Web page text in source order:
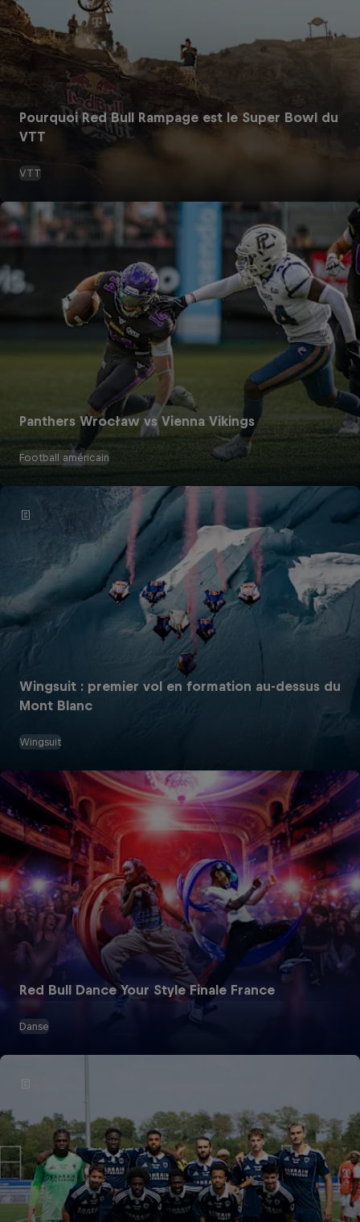
Pourquoi Red Bull Rampage est le Super Bowl du
VTT
VTT
Panthers Wrocław vs Vienna Vikings
Football américain
Wingsuit : premier vol en formation au-dessus du
Mont Blanc
Wingsuit
Red Bull Dance Your Style Finale France
Danse